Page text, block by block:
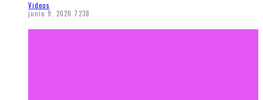
Videos
junio 9, 2020 7238